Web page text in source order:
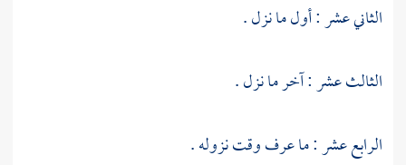
الثاني عشر : أول ما نزل .
الثالث عشر : آخر ما نزل .
الرابع عشر : ما عرف وقت نزوله .